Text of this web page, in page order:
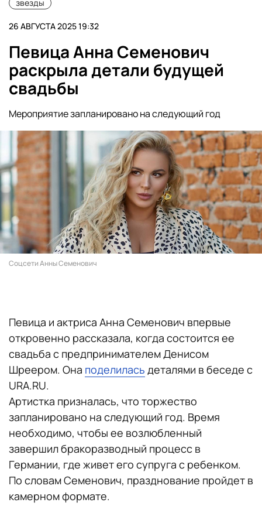
звезды
26 АВГУСТА 2025 19:32
Певица Анна Семенович
раскрыла детали будущей
свадьбы
Мероприятие запланировано на следующий год
Соцсети Анны Семенович
Певица и актриса Анна Семенович впервые
откровенно рассказала, когда состоится ее
свадьба с предпринимателем Денисом
Шреером. Она поделилась деталями в беседе с
URA.RU.
Артистка призналась, что торжество
запланировано на следующий год. Время
необходимо, чтобы ее возлюбленный
завершил бракоразводный процесс в
Германии, где живет его супруга с ребенком.
По словам Семенович, празднование пройдет в
камерном формате.